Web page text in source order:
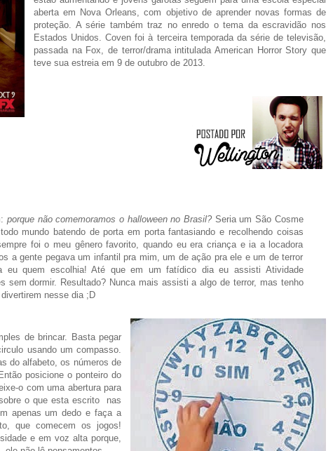
aberta em Nova Orleans, com objetivo de aprender novas formas de
proteção. A série também traz no enredo o tema da escravidão nos
Estados Unidos. Coven foi à terceira temporada da série de televisão,
passada na Fox, de terror/drama intitulada American Horror Story que
teve sua estreia em 9 de outubro de 2013.
porque não comemoramos o halloween no Brasil?Seria um São Cosme
mundo batendo de porta em porta fantasiando e recolhendo coisas
foi o meu gênero favorito, quando eu era criança e ia a locadora
a gente pegava um infantil pra mim, um de ação pra ele e um de terror
eu quem escolhia! Até que em um fatídico dia eu assisti Atividade
sem dormir. Resultado? Nunca mais assisti a algo de terror, mas tenho
nesse dia ;D
de brincar. Basta pegar
usando um compasso.
do alfabeto, os números de
posicione o ponteiro do
o com uma abertura para
o que esta escrito nas
apenas um dedo e faça a
que comecem os jogos!
e em voz alta porque,